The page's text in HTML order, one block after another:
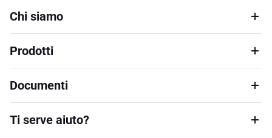
Chi siamo
Prodotti
Documenti
Ti serve aiuto?